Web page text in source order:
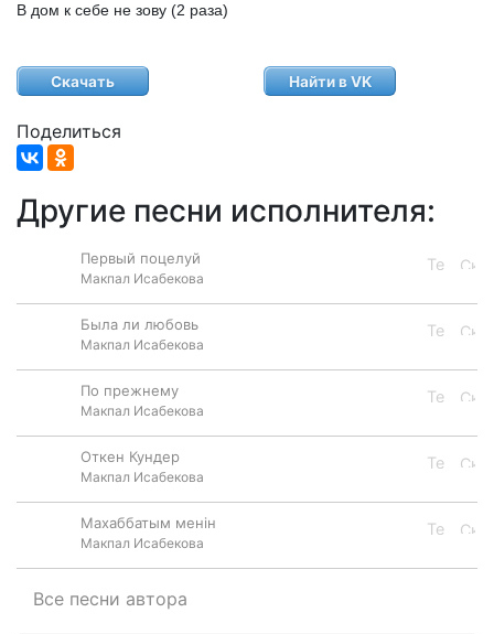
В дом к себе не зову (2 раза)
Скачать Найти в VK
Поделиться
Другие песни исполнителя:
Первый поцелуй
Макпал Исабекова
Была ли любовь
Макпал Исабекова
По прежнему
Макпал Исабекова
Откен Кундер
Макпал Исабекова
Махаббатым менiн
Макпал Исабекова
Все песни автора